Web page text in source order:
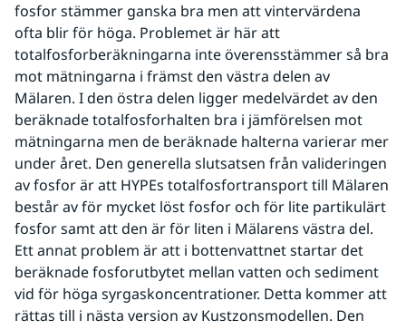
fosfor stämmer ganska bra men att vintervärdena
ofta blir för höga. Problemet är här att
totalfosforberäkningarna inte överensstämmer så bra
mot mätningarna i främst den västra delen av
Mälaren. I den östra delen ligger medelvärdet av den
beräknade totalfosforhalten bra i jämförelsen mot
mätningarna men de beräknade halterna varierar mer
under året. Den generella slutsatsen från valideringen
av fosfor är att HYPEs totalfosfortransport till Mälaren
består av för mycket löst fosfor och för lite partikulärt
fosfor samt att den är för liten i Mälarens västra del.
Ett annat problem är att i bottenvattnet startar det
beräknade fosforutbytet mellan vatten och sediment
vid för höga syrgaskoncentrationer. Detta kommer att
rättas till i nästa version av Kustzonsmodellen. Den